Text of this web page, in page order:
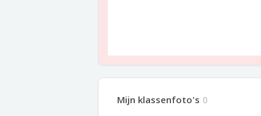
Mijn klassenfoto's 0